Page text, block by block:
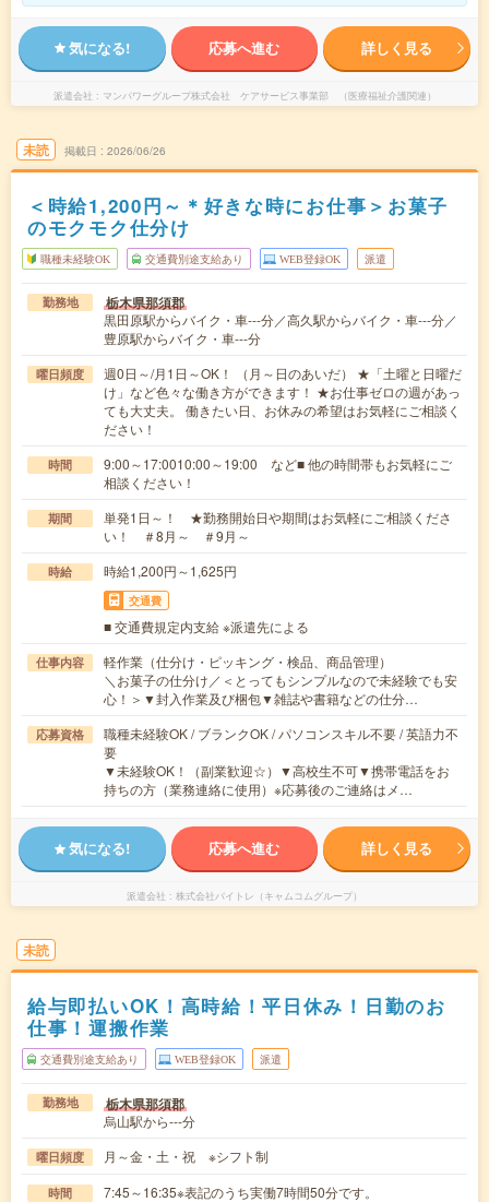
気になる! 応募へ進む 詳しく見る
派遣会社 マンパワーグループ株式会社 ケアサービス事業部 （医療福祉介護関連）
未読 掲載日 2026/06/26
＜時給1,200円～＊好きな時にお仕事＞お菓子
のモクモク仕分け
職種未経験OK 交通費別途支給あり WEB登録OK 派遣
勤務地 栃木県那須郡
黒田原駅からバイク・車---分／高久駅からバイク・車---分／
豊原駅からバイク・車---分
曜日頻度
週0日～/月1日～OK！ （月～日のあいだ） ★「土曜と日曜だ
け」など色々な働き方ができます！ ★お仕事ゼロの週があっ
ても大丈夫。 働きたい日、お休みの希望はお気軽にご相談く
ださい！
時間
9:00～17:0010:00～19:00 など■ 他の時間帯もお気軽にご
相談ください！
期間
単発1日～！ ★勤務開始日や期間はお気軽にご相談くださ
い！ ＃8月～ ＃9月～
時給 時給1,200円～1,625円
交通費
■ 交通費規定内支給 ※派遣先による
仕事内容
軽作業（仕分け・ピッキング・検品、商品管理）
＼お菓子の仕分け／＜とってもシンプルなので未経験でも安
心！＞▼封入作業及び梱包▼雑誌や書籍などの仕分…
応募資格
職種未経験OK / ブランクOK / パソコンスキル不要 / 英語力不
要
▼未経験OK！（副業歓迎☆）▼高校生不可▼携帯電話をお
持ちの方（業務連絡に使用）※応募後のご連絡はメ…
気になる! 応募へ進む 詳しく見る
派遣会社 株式会社バイトレ（キャムコムグループ）
未読
給与即払いOK！高時給！平日休み！日勤のお
仕事！運搬作業
交通費別途支給あり WEB登録OK 派遣
勤務地 栃木県那須郡
烏山駅から---分
曜日頻度 月～金・土・祝 ※シフト制
時間 7:45～16:35※表記のうち実働7時間50分です。